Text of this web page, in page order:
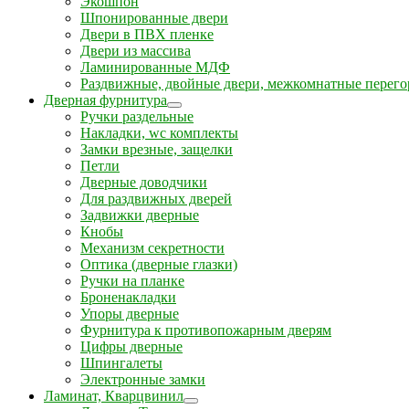
Шпонированные двери
Двери в ПВХ пленке
Двери из массива
Ламинированные МДФ
Раздвижные, двойные двери, межкомнатные
Дверная фурнитура
Ручки раздельные
Накладки, wc комплекты
Замки врезные, защелки
Петли
Дверные доводчики
Для раздвижных дверей
Задвижки дверные
Кнобы
Механизм секретности
Оптика (дверные глазки)
Ручки на планке
Броненакладки
Упоры дверные
Фурнитура к противопожарным дверям
Цифры дверные
Шпингалеты
Электронные замки
Ламинат, Кварцвинил